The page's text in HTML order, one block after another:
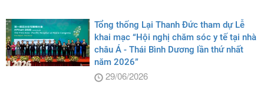
Tổng thống Lại Thanh Đức tham dự Lễ
khai mạc “Hội nghị chăm sóc y tế tại nhà
châu Á - Thái Bình Dương lần thứ nhất
năm 2026”
29/06/2026